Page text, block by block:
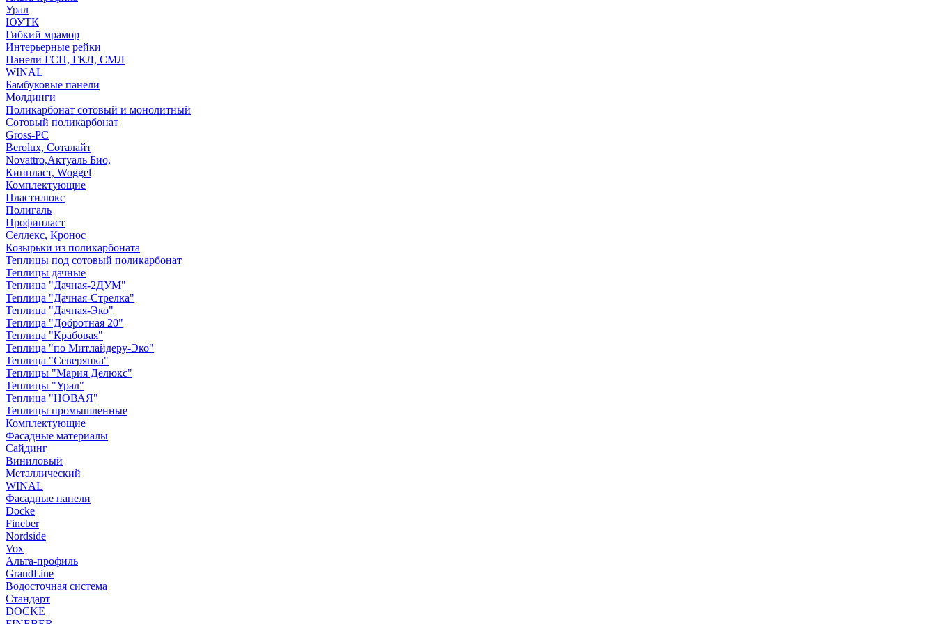
Урал
ЮУТК
Гибкий мрамор
Интерьерные рейки
Панели ГСП, ГКЛ, СМЛ
WINAL
Бамбуковые панели
Молдинги
Поликарбонат сотовый и монолитный
Сотовый поликарбонат
Gross-PC
Berolux, Соталайт
Novattro,Актуаль Био,
Кинпласт, Woggel
Комплектующие
Пластилюкс
Полигаль
Профипласт
Селлекс, Кронос
Козырьки из поликарбоната
Теплицы под сотовый поликарбонат
Теплицы дачные
Теплица "Дачная-2ДУМ"
Теплица "Дачная-Стрелка"
Теплица "Дачная-Эко"
Теплица "Добротная 20"
Теплица "Крабовая"
Теплица "по Митлайдеру-Эко"
Теплица "Северянка"
Теплицы "Мария Делюкс"
Теплицы "Урал"
Теплица "НОВАЯ"
Теплицы промышленные
Комплектующие
Фасадные материалы
Сайдинг
Виниловый
Металлический
WINAL
Фасадные панели
Docke
Fineber
Nordside
Vox
Альта-профиль
GrandLine
Водосточная система
Стандарт
DOCKE